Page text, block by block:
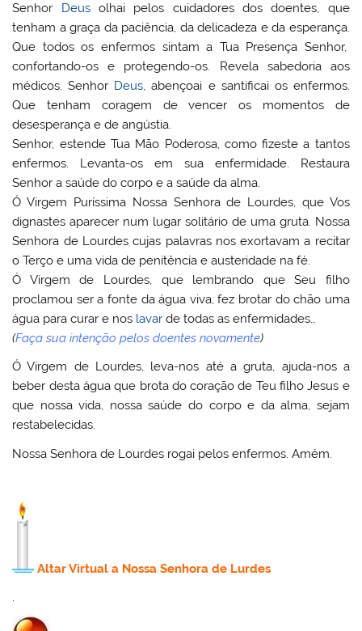
Senhor Deusolhai pelos cuidadores dos doentes, que
tenham a graça da paciência, da delicadeza e da esperança.
Que todos os enfermos sintam a Tua Presença Senhor,
confortando-os e protegendo-os. Revela sabedoria aos
médicos. Senhor Deus, abençoai e santificai os enfermos.
Que tenham coragem de vencer os momentos de
desesperança e de angústia.
Senhor, estende Tua Mão Poderosa, como fizeste a tantos
enfermos. Levanta-os em sua enfermidade. Restaura
Senhor a saúde do corpo e a saúde da alma.
Ó Virgem Puríssima Nossa Senhora de Lourdes, que Vos
dignastes aparecer num lugar solitário de uma gruta. Nossa
Senhora de Lourdes cujas palavras nos exortavam a recitar
o Terço e uma vida de penitência e austeridade na fé.
Ó Virgem de Lourdes, que lembrando que Seu filho
proclamou ser a fonte da água viva, fez brotar do chão uma
água para curar e nos lavar de todas as enfermidades…
(Faça sua intenção pelos doentes novamente)
Ó Virgem de Lourdes, leva-nos até a gruta, ajuda-nos a
beber desta água que brota do coração de Teu filho Jesus e
que nossa vida, nossa saúde do corpo e da alma, sejam
restabelecidas.
Nossa Senhora de Lourdes rogai pelos enfermos. Amém.
Altar Virtual a Nossa Senhora de Lurdes
.